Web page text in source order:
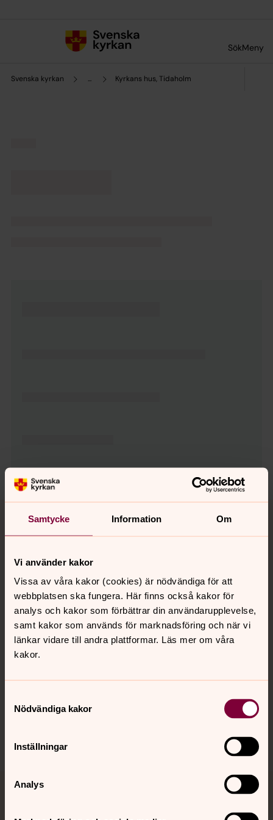
Samtycke Information Om
Vi använder kakor
Vissa av våra kakor (cookies) är nödvändiga för att
webbplatsen ska fungera. Här finns också kakor för
analys och kakor som förbättrar din användarupplevelse,
samt kakor som används för marknadsföring och när vi
länkar vidare till andra plattformar. Läs mer om våra
kakor.
Nödvändiga kakor
Inställningar
Analys
SökMeny
Svenska kyrkan ... Kyrkans hus, Tidaholm
Tillbaka till toppen
Tillbaka till innehållet
Kontakt
Kalender
Hitta snabbt
Sociala kanaler